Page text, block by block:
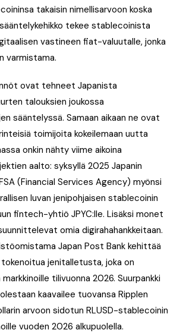
takaisin nimellisarvoon koska
tekee stablecoinista
vastineen fiat-valuutalle, jonka
varmistama.
ovat tehneet Japanista
talouksien joukossa
sääntelyssä. Samaan aikaan ne ovat
toimijoita kokeilemaan uutta
onkin nähty viime aikoina
aalto: syksyllä 2025 Japanin
(Financial Services Agency) myönsi
luvan jenipohjaisen stablecoinin
fintech-yhtiö JPYC:lle. Lisäksi monet
omia digirahahankkeitaan.
Japan Post Bank kehittää
jenitalletusta, joka on
tilivuonna 2026. Suurpankki
kaavailee tuovansa Ripplen
arvoon sidotun RLUSD-stablecoinin
vuoden 2026 alkupuolella.